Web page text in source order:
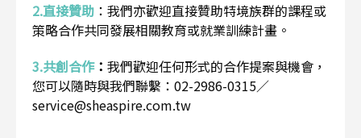
2.直接贊助 ： 我們亦歡迎直接贊助特境族群的課程或
策略合作共同發展相關教育或就業訓練計畫。
3.共創合作： 我們歡迎任何形式的合作提案與機會，
您可以隨時與我們聯繫：02-2986-0315／
service@sheaspire.com.tw